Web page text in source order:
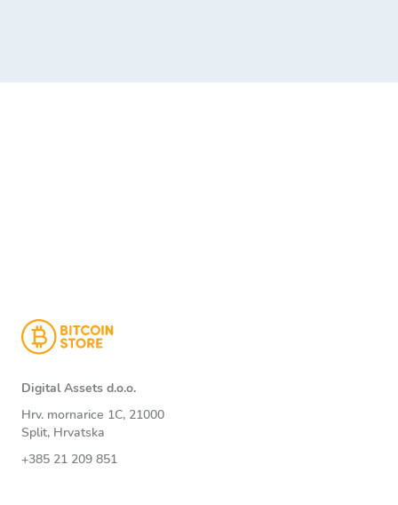
Digital Assets d.o.o.
Hrv. mornarice 1C, 21000
Split, Hrvatska
+385 21 209 851